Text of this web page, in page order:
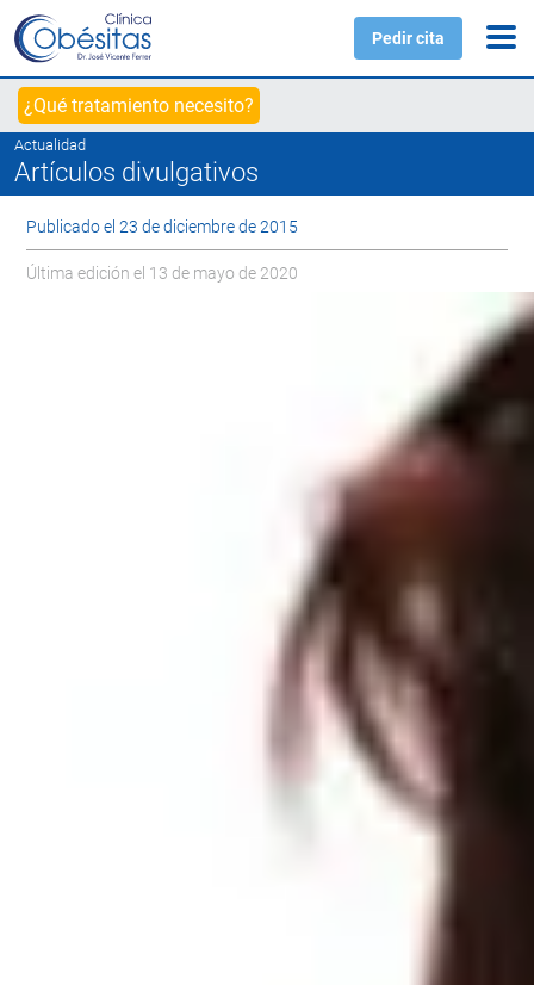
Pedir cita
¿Qué tratamiento necesito?
Actualidad
Artículos divulgativos
Publicado el 23 de diciembre de 2015
Última edición el 13 de mayo de 2020